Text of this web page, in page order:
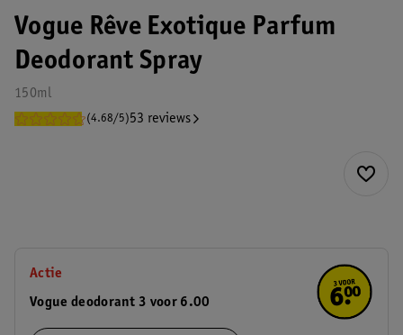
Vogue Rêve Exotique Parfum
Deodorant Spray
150ml
(4.68/5)53 reviews
Actie
Vogue deodorant 3 voor 6.00